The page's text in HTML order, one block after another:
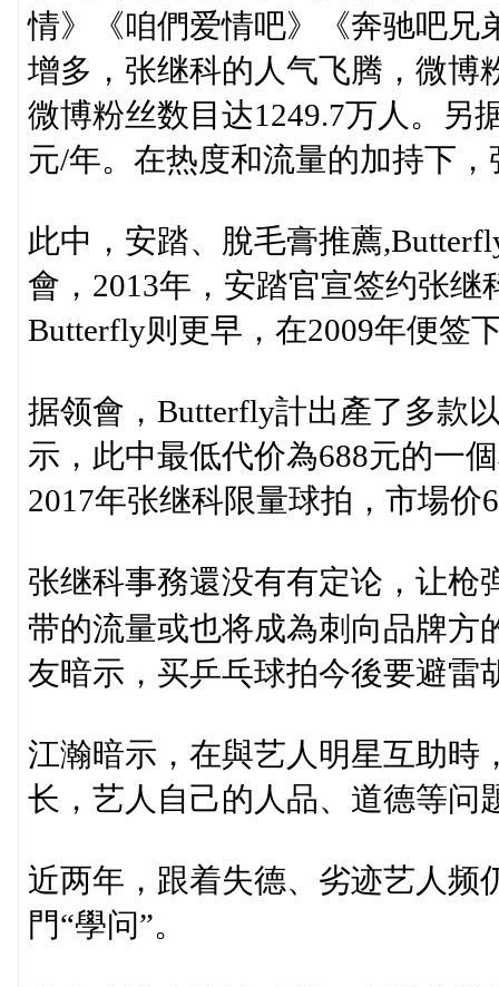
情》《咱們爱情吧》《奔驰吧兄
增多，张继科的人气飞腾，微博
微博粉丝数目达1249.7万人。另
元/年。在热度和流量的加持下
此中，安踏、脫毛膏推薦
會，2013年，安踏官宣签约张
Butterfly则更早，在2009年便签
据领會，Butterfly計出產了多款
示，此中最低代价為688元的一
2017年张继科限量球拍，市場价
张继科事務還没有有定论，让枪
带的流量或也将成為刺向品牌方
友暗示，买乒乓球拍今後要避雷
江瀚暗示，在與艺人明星互助時
长，艺人自己的人品、道德等问
近两年，跟着失德、劣迹艺人频
門“學问”。